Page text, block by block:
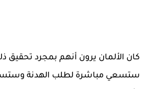
كان الألمان يرون أنهم بمجرد تحقيق
ستسعي مباشرة لطلب الهدنة